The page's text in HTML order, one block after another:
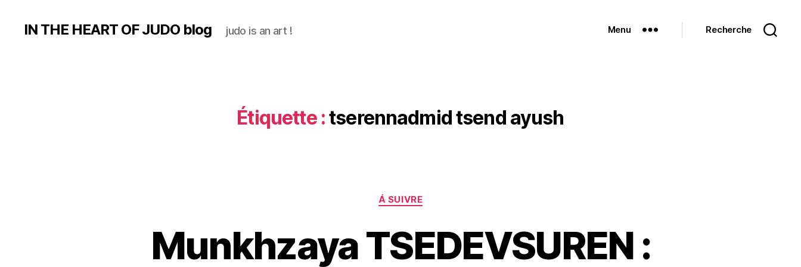
IN THE HEART OF JUDO blog judo is an art ! Menu Recherche
Étiquette :tserennadmid tsend ayush
Catégories
Á SUIVRE
Munkhzaya TSEDEVSUREN :